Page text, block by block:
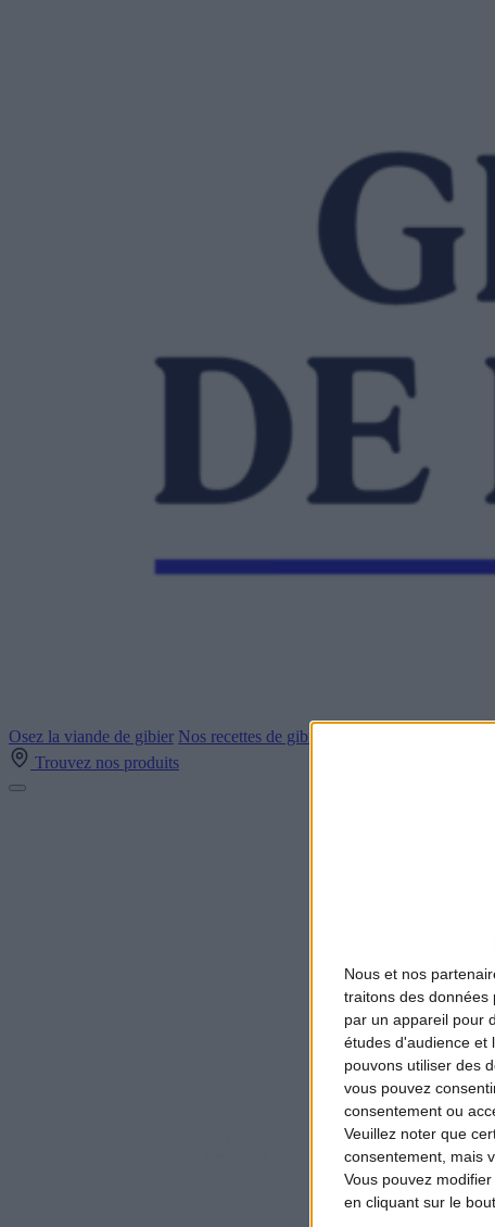
Nous et nos
traitons des données
par un appareil pour
études d'audience et
pouvons utiliser des
vous pouvez
consentement ou
Veuillez noter que
consentement, mais
Vous pouvez
en cliquant sur le
Osez la viande de gibier Nos recettes de gibiers
Trouvez nos produits